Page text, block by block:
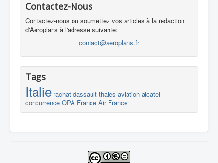
Contactez-Nous
Contactez-nous ou soumettez vos articles à la rédaction
d'Aeroplans à l'adresse suivante:
contact@aeroplans.fr
Tags
Italie rachat dassault thales aviation alcatel
concurrence OPA France Air France